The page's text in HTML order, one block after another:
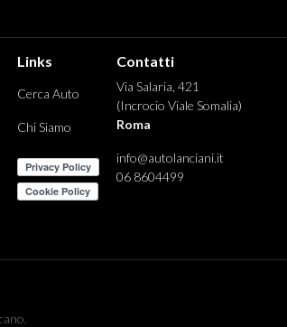
Links
Cerca Auto
Chi Siamo
Contatti
Via Salaria, 421
(Incrocio Viale Somalia)
Roma
info@autolanciani.it
06 8604499